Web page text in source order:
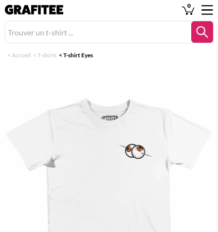
0
< Accueil < T-shirts < T-shirt Eyes